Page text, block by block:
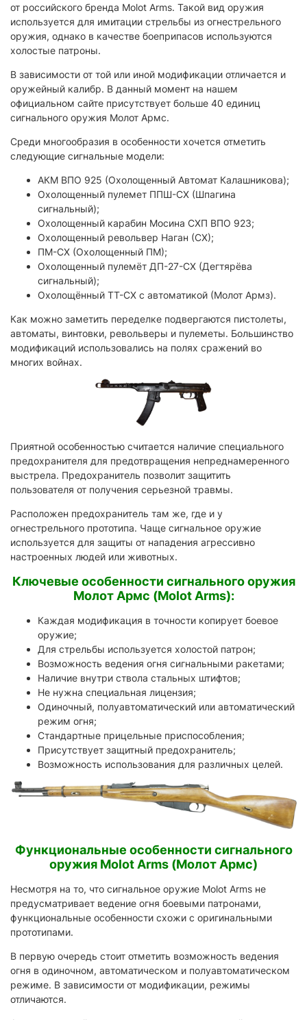
от российского бренда Molot Arms. Такой вид оружия
используется для имитации стрельбы из огнестрельного
оружия, однако в качестве боеприпасов используются
холостые патроны.
В зависимости от той или иной модификации отличается и
оружейный калибр. В данный момент на нашем
официальном сайте присутствует больше 40 единиц
сигнального оружия Молот Армс.
Среди многообразия в особенности хочется отметить
следующие сигнальные модели:
АКМ ВПО 925 (Охолощенный Автомат Калашникова);
Охолощенный пулемет ППШ-СХ (Шпагина
сигнальный);
Охолощенный карабин Мосина СХП ВПО 923;
Охолощенный револьвер Наган (СХ);
ПМ-СХ (Охолощенный ПМ);
Охолощенный пулемёт ДП-27-СХ (Дегтярёва
сигнальный);
Охолощённый ТТ-СХ с автоматикой (Молот Армз).
Как можно заметить переделке подвергаются пистолеты,
автоматы, винтовки, револьверы и пулеметы. Большинство
модификаций использовались на полях сражений во
многих войнах.
Приятной особенностью считается наличие специального
предохранителя для предотвращения непреднамеренного
выстрела. Предохранитель позволит защитить
пользователя от получения серьезной травмы.
Расположен предохранитель там же, где и у
огнестрельного прототипа. Чаще сигнальное оружие
используется для защиты от нападения агрессивно
настроенных людей или животных.
Ключевые особенности сигнального оружия
Молот Армс (Molot Arms):
Каждая модификация в точности копирует боевое
оружие;
Для стрельбы используется холостой патрон;
Возможность ведения огня сигнальными ракетами;
Наличие внутри ствола стальных штифтов;
Не нужна специальная лицензия;
Одиночный, полуавтоматический или автоматический
режим огня;
Стандартные прицельные приспособления;
Присутствует защитный предохранитель;
Возможность использования для различных целей.
Функциональные особенности сигнального
оружия Molot Arms (Молот Армс)
Несмотря на то, что сигнальное оружие Molot Arms не
предусматривает ведение огня боевыми патронами,
функциональные особенности схожи с оригинальными
прототипами.
В первую очередь стоит отметить возможность ведения
огня в одиночном, автоматическом и полуавтоматическом
режиме. В зависимости от модификации, режимы
отличаются.